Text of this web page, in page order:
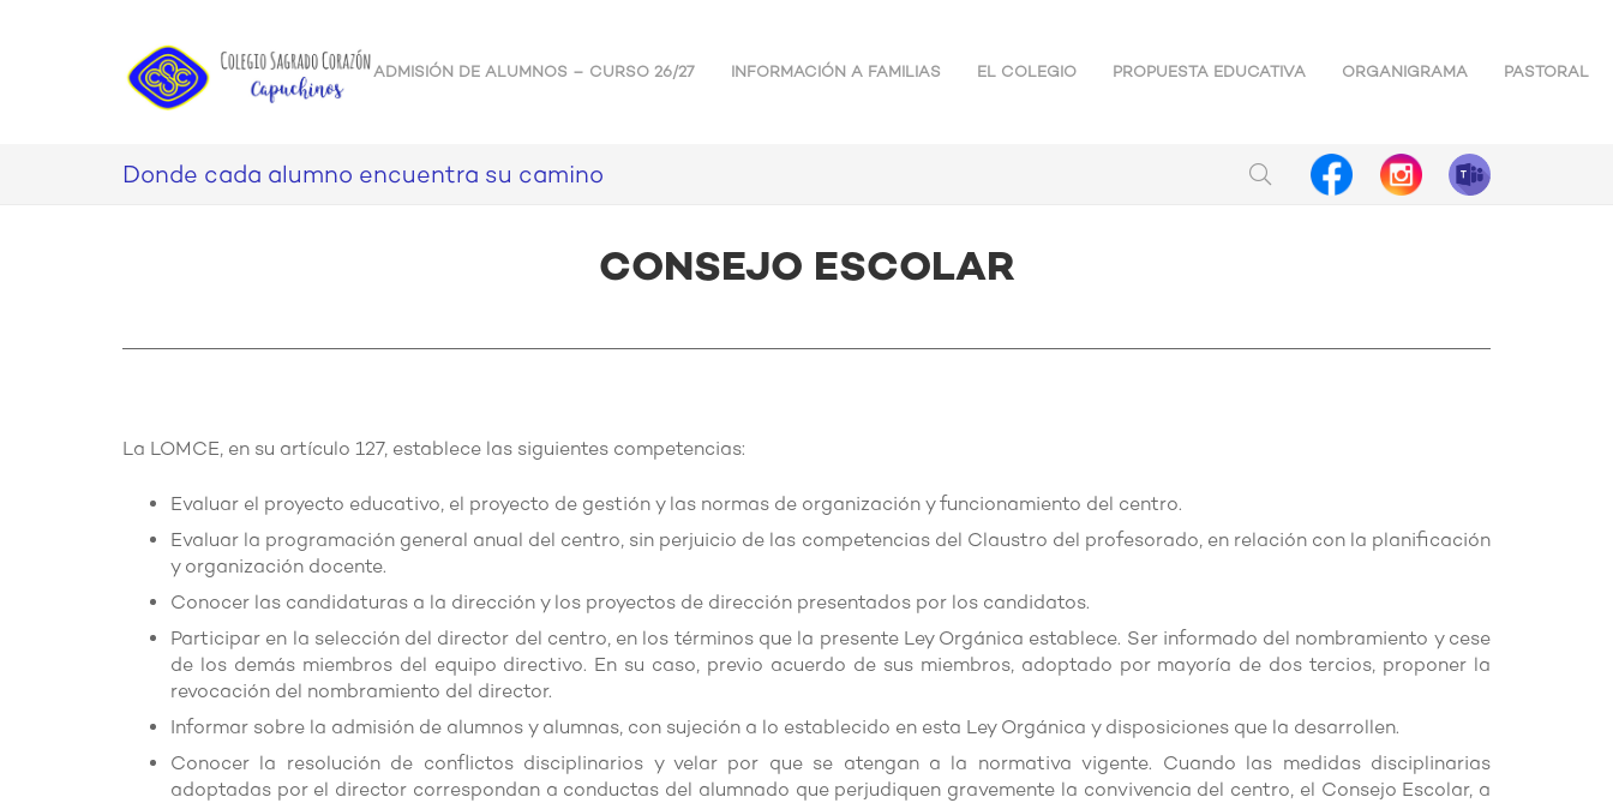
ADMISIÓN DE ALUMNOS – CURSO 26/27 INFORMACIÓN A FAMILIAS EL COLEGIO PROPUESTA EDUCATIVA ORGANIGRAMA PASTORAL
Donde cada alumno encuentra su camino
CONSEJO ESCOLAR
La LOMCE, en su artículo 127, establece las siguientes competencias:
Evaluar el proyecto educativo, el proyecto de gestión y las normas de organización y funcionamiento del centro.
Evaluar la programación general anual del centro, sin perjuicio de las competencias del Claustro del profesorado, en relación con la planificación
y organización docente.
Conocer las candidaturas a la dirección y los proyectos de dirección presentados por los candidatos.
Participar en la selección del director del centro, en los términos que la presente Ley Orgánica establece. Ser informado del nombramiento y cese
de los demás miembros del equipo directivo. En su caso, previo acuerdo de sus miembros, adoptado por mayoría de dos tercios, proponer la
revocación del nombramiento del director.
Informar sobre la admisión de alumnos y alumnas, con sujeción a lo establecido en esta Ley Orgánica y disposiciones que la desarrollen.
Conocer la resolución de conflictos disciplinarios y velar por que se atengan a la normativa vigente. Cuando las medidas disciplinarias
adoptadas por el director correspondan a conductas del alumnado que perjudiquen gravemente la convivencia del centro, el Consejo Escolar, a